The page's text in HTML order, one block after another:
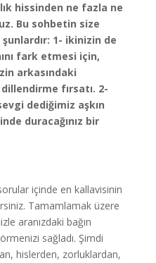
hissinden ne fazla ne
Bu sohbetin size
1- ikinizin de
fark etmesi için,
arkasındaki
fırsatı. 2-
dediğimiz aşkın
duracağınız bir
içinde en kallavisinin
Tamamlamak üzere
aranızdaki bağın
sağladı. Şimdi
hislerden, zorluklardan,